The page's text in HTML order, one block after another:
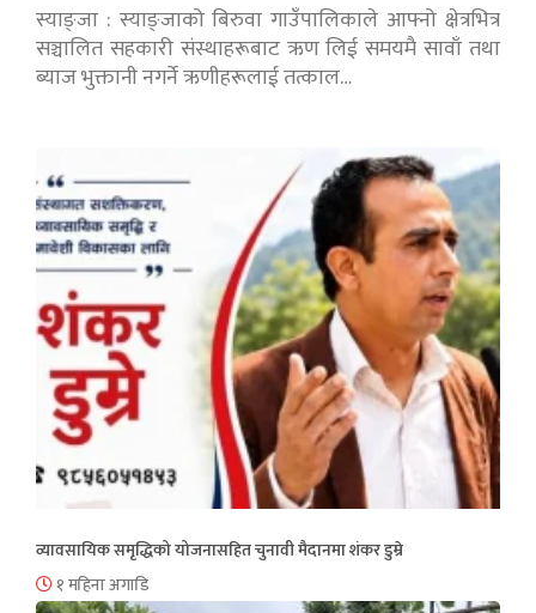
स्याङ्जा : स्याङ्जाको बिरुवा गाउँपालिकाले आफ्नो क्षेत्रभित्र
सञ्चालित सहकारी संस्थाहरूबाट ऋण लिई समयमै सावाँ तथा
ब्याज भुक्तानी नगर्ने ऋणीहरूलाई तत्काल…
व्यावसायिक समृद्धिको योजनासहित चुनावी मैदानमा शंकर डुम्रे
१ महिना अगाडि